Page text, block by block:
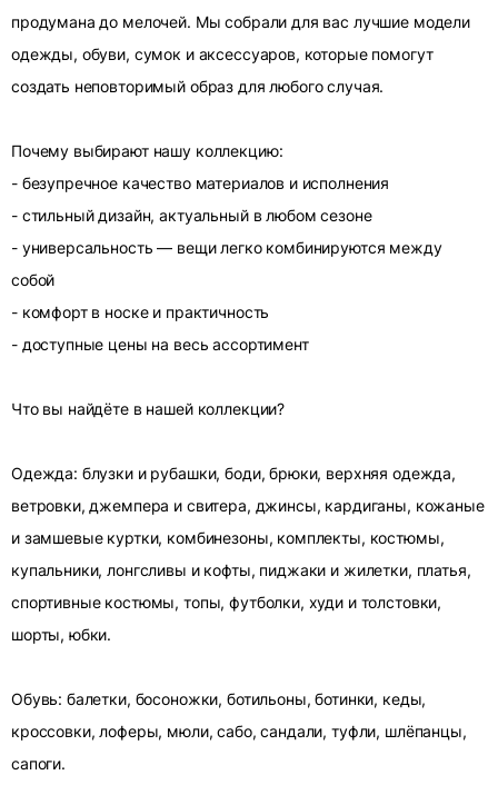
продумана до мелочей. Мы собрали для вас лучшие модели
одежды, обуви, сумок и аксессуаров, которые помогут
создать неповторимый образ для любого случая.
Почему выбирают нашу коллекцию:
- безупречное качество материалов и исполнения
- стильный дизайн, актуальный в любом сезоне
- универсальность — вещи легко комбинируются между
собой
- комфорт в носке и практичность
- доступные цены на весь ассортимент
Что вы найдёте в нашей коллекции?
Одежда: блузки и рубашки, боди, брюки, верхняя одежда,
ветровки, джемпера и свитера, джинсы, кардиганы, кожаные
и замшевые куртки, комбинезоны, комплекты, костюмы,
купальники, лонгсливы и кофты, пиджаки и жилетки, платья,
спортивные костюмы, топы, футболки, худи и толстовки,
шорты, юбки.
Обувь: балетки, босоножки, ботильоны, ботинки, кеды,
кроссовки, лоферы, мюли, сабо, сандали, туфли, шлёпанцы,
сапоги.